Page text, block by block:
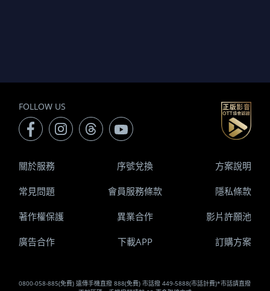
FOLLOW US
0800-058-885(免費) 遠傳手機直撥 888(免費) 市話撥 449-5888(市話計費)*市話請直撥
關於服務 序號兌換 方案說明
常見問題 會員服務條款 隱私條款
著作權保護 異業合作 影片許願池
廣告合作 下載APP 訂購方案